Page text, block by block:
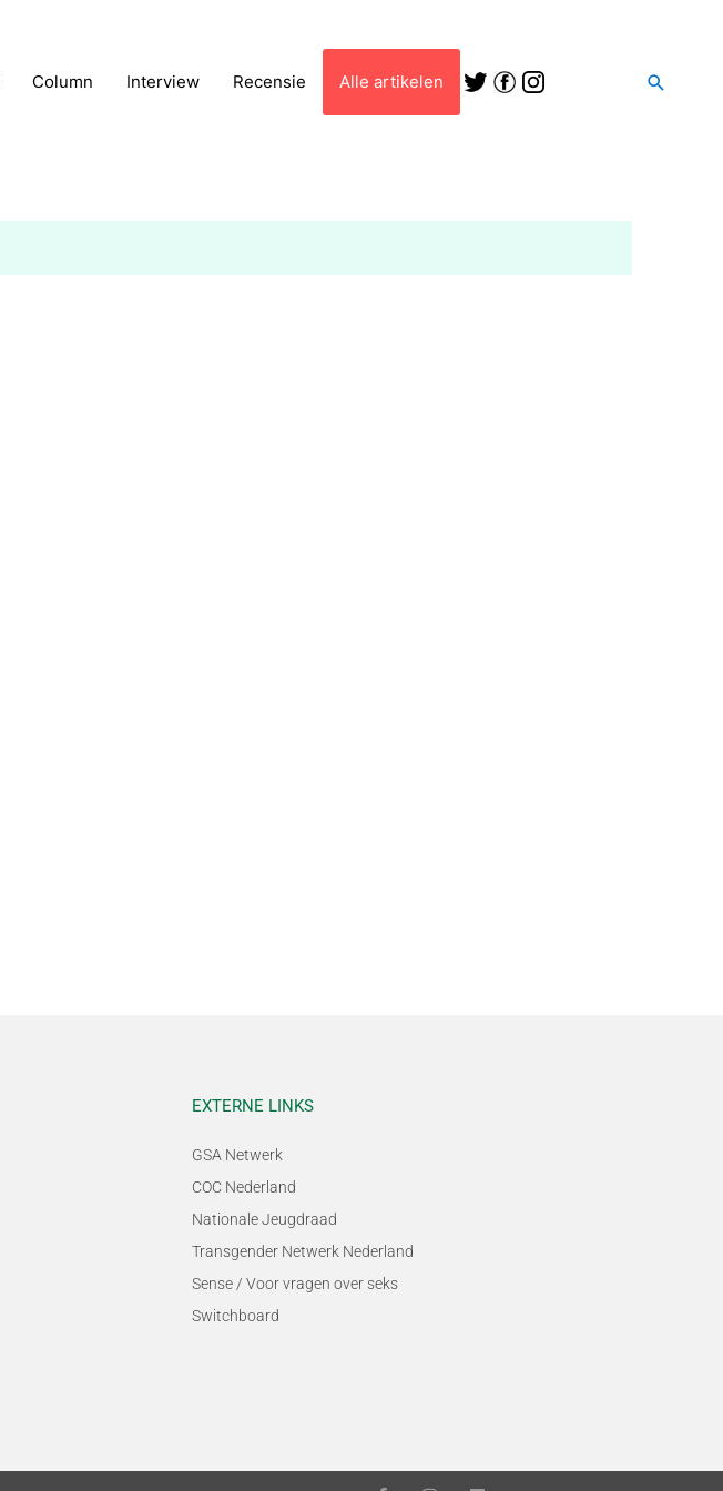
Column Interview Recensie Alle artikelen Zoeken
EXTERNE LINKS
GSA Netwerk
COC Nederland
Nationale Jeugdraad
Transgender Netwerk Nederland
Sense / Voor vragen over seks
Switchboard